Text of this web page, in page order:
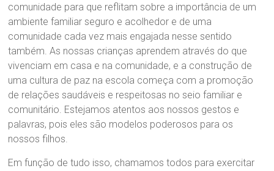
comunidade para que reflitam sobre a importância de um
ambiente familiar seguro e acolhedor e de uma
comunidade cada vez mais engajada nesse sentido
também. As nossas crianças aprendem através do que
vivenciam em casa e na comunidade, e a construção de
uma cultura de paz na escola começa com a promoção
de relações saudáveis e respeitosas no seio familiar e
comunitário. Estejamos atentos aos nossos gestos e
palavras, pois eles são modelos poderosos para os
nossos filhos.
Em função de tudo isso, chamamos todos para exercitar